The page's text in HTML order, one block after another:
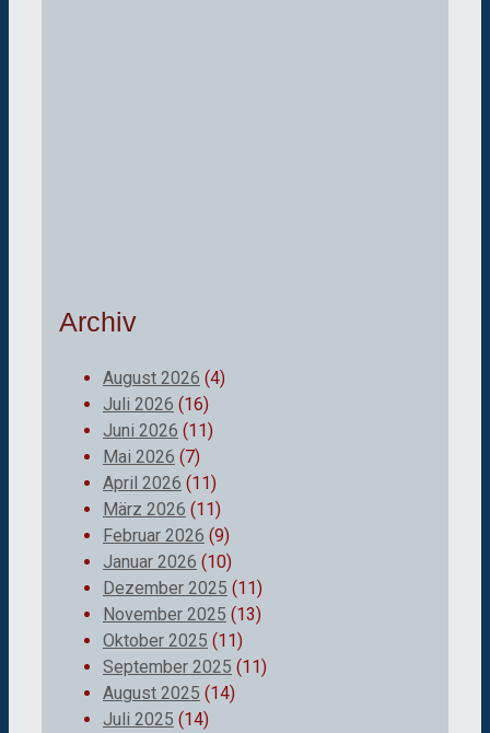
Archiv
August 2026 (4)
Juli 2026 (16)
Juni 2026 (11)
Mai 2026 (7)
April 2026 (11)
März 2026 (11)
Februar 2026 (9)
Januar 2026 (10)
Dezember 2025 (11)
November 2025 (13)
Oktober 2025 (11)
September 2025 (11)
August 2025 (14)
Juli 2025 (14)